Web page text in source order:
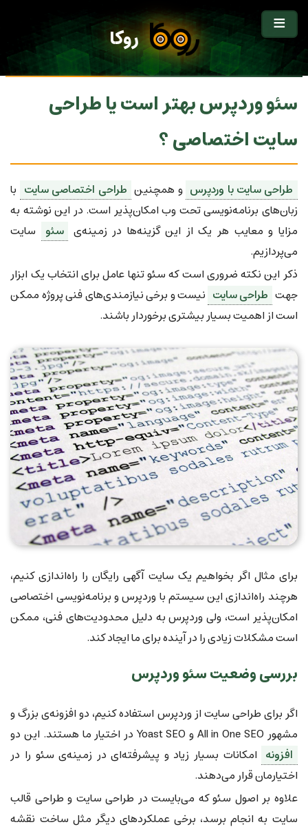
روکا
سئو وردپرس بهتر است یا طراحی
سایت اختصاصی ؟
طراحی سایت با وردپرس و همچنین طراحی اختصاصی سایت با
زبان‌های برنامه‌نویسی تحت وب امکان‌پذیر است. در این نوشته به
مزایا و معایب هر یک از این گزینه‌ها در زمینه‌ی سئو سایت
می‌پردازیم.
ذکر این نکته ضروری است که سئو تنها عامل برای انتخاب یک ابزار
جهت طراحی سایت نیست و برخی نیازمندی‌های فنی پروژه ممکن
است از اهمیت بسیار بیشتری برخوردار باشند.
برای مثال اگر بخواهیم یک سایت آگهی رایگان را راه‌اندازی کنیم،
هرچند راه‌اندازی این سیستم با وردپرس و برنامه‌نویسی اختصاصی
امکان‌پذیر است، ولی وردپرس به دلیل محدودیت‌های فنی، ممکن
است مشکلات زیادی را در آینده برای ما ایجاد کند.
بررسی وضعیت سئو وردپرس
اگر برای طراحی سایت از وردپرس استفاده کنیم، دو افزونه‌ی بزرگ و
مشهور All in One SEO و Yoast SEO در اختیار ما هستند. این دو
افزونه امکانات بسیار زیاد و پیشرفته‌ای در زمینه‌ی سئو را در
اختیارمان قرار می‌دهند.
علاوه بر اصول سئو که می‌بایست در طراحی سایت و طراحی قالب
سایت به انجام برسد، برخی عملکردهای دیگر مثل ساخت نقشه